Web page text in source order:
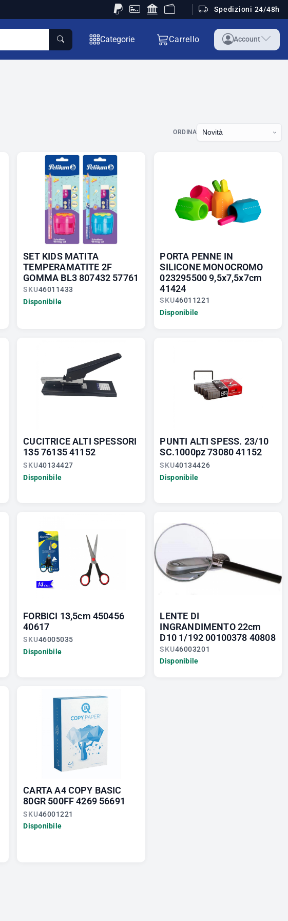
Spedizioni 24/48h
Categorie Carrello Account
ORDINA
SET KIDS MATITA
TEMPERAMATITE 2F
GOMMA BL3 807432 57761
SKU46011433
Disponibile
PORTA PENNE IN
SILICONE MONOCROMO
023295500 9,5x7,5x7cm
41424
SKU46011221
Disponibile
CUCITRICE ALTI SPESSORI
135 76135 41152
SKU40134427
Disponibile
PUNTI ALTI SPESS. 23/10
SC.1000pz 73080 41152
SKU40134426
Disponibile
FORBICI 13,5cm 450456
40617
SKU46005035
Disponibile
LENTE DI
INGRANDIMENTO 22cm
D10 1/192 00100378 40808
SKU46003201
Disponibile
CARTA A4 COPY BASIC
80GR 500FF 4269 56691
SKU46001221
Disponibile